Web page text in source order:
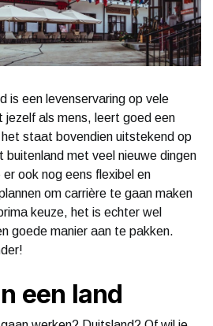
is een levenservaring op vele
als mens, leert goed een
staat bovendien uitstekend op
buitenland met veel nieuwe dingen
ook nog eens flexibel en
om carrière te gaan maken
keuze, het is echter wel
goede manier aan te pakken.
een land